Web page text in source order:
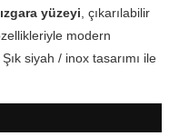
yüzeyi , çıkarılabilir
modern
siyah / inox tasarımı ile